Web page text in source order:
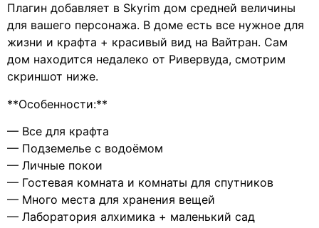
Плагин добавляет в Skyrim дом средней величины
для вашего персонажа. В доме есть все нужное для
жизни и крафта + красивый вид на Вайтран. Сам
дом находится недалеко от Ривервуда, смотрим
скриншот ниже.
**Особенности:**
— Все для крафта
— Подземелье с водоёмом
— Личные покои
— Гостевая комната и комнаты для спутников
— Много места для хранения вещей
— Лаборатория алхимика + маленький сад